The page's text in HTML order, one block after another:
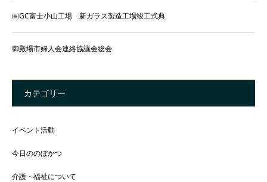
㈱GC富士小山工場 新ガラス製造工場竣工式典
御殿場市婦人会連絡協議会総会
カテゴリー
イベント活動
今日ののぼかつ
介護・福祉について